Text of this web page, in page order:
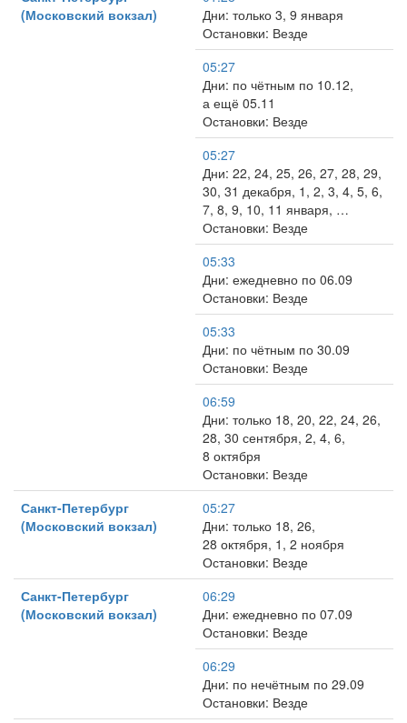
(Московский вокзал)
Дни: только 3, 9 января
Остановки: Везде
05:27
Дни: по чётным по 10.12,
а ещё 05.11
Остановки: Везде
05:27
Дни: 22, 24, 25, 26, 27, 28, 29,
30, 31 декабря, 1, 2, 3, 4, 5, 6,
7, 8, 9, 10, 11 января, …
Остановки: Везде
05:33
Дни: ежедневно по 06.09
Остановки: Везде
05:33
Дни: по чётным по 30.09
Остановки: Везде
06:59
Дни: только 18, 20, 22, 24, 26,
28, 30 сентября, 2, 4, 6,
8 октября
Остановки: Везде
Санкт-Петербург
(Московский вокзал)
05:27
Дни: только 18, 26,
28 октября, 1, 2 ноября
Остановки: Везде
Санкт-Петербург
(Московский вокзал)
06:29
Дни: ежедневно по 07.09
Остановки: Везде
06:29
Дни: по нечётным по 29.09
Остановки: Везде